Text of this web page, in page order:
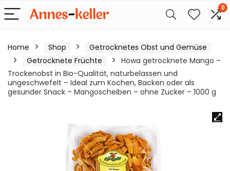
0
Home Shop
Getrocknetes Obst und Gemüse
Getrocknete Früchte
Howa getrocknete Mango –
Trockenobst in Bio-Qualität, naturbelassen und
ungeschwefelt – Ideal zum Kochen, Backen oder als
gesunder Snack – Mangoscheiben – ohne Zucker – 1000 g